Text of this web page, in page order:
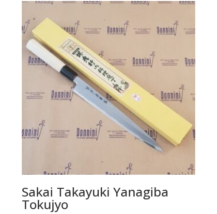
Sakai Takayuki Yanagiba
Tokujyo